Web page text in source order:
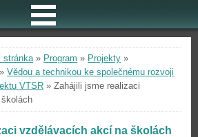
stránka» Program » Projekty »
» Vědou a technikou ke společnému rozvoji
VTSR » Zahájili jsme realizaci
vzdělávacích akcí na školách